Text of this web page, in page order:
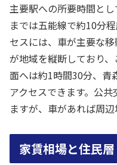
主要駅への所要時間と
までは五能線で約10分
セスには、車が主要な
が地域を縦断しており
面へは約1時間30分、青
アクセスできます。公
ますが、車があれば周辺
家賃相場と住民層